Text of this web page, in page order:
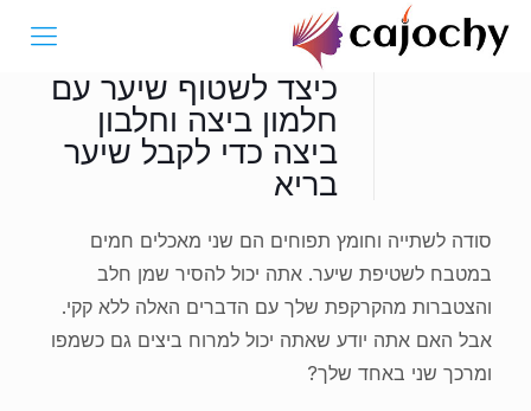
כיצד לשטוף שיער עם
חלמון ביצה וחלבון
ביצה כדי לקבל שיער
בריא
סודה לשתייה וחומץ תפוחים הם שני מאכלים חמים
במטבח לשטיפת שיער. אתה יכול להסיר שמן חלב
והצטברות מהקרקפת שלך עם הדברים האלה ללא קקי.
אבל האם אתה יודע שאתה יכול למרוח ביצים גם כשמפו
ומרכך שני באחד שלך?